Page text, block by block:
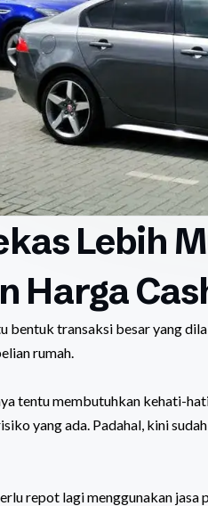
Lebih
Harga
bentuk transaksi besar yang
rumah.
tentu membutuhkan kehati-
yang ada. Padahal, kini
repot lagi menggunakan